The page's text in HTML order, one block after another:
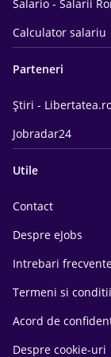
Salario - Salarii
Calculator salariu
Parteneri
Știri -
Jobradar24
Utile
Contact
Despre eJobs
Intrebari
Termeni si conditii
Acord de
Despre cookie-uri